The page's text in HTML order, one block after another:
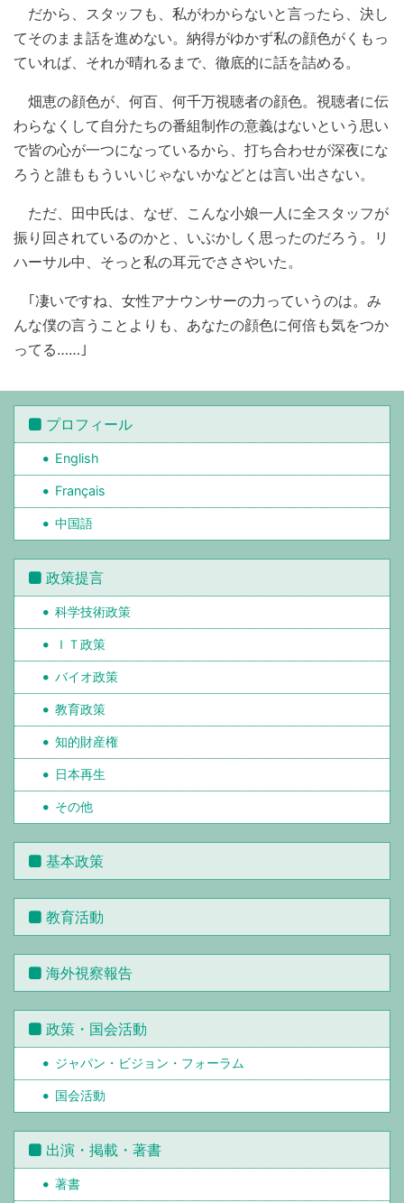
だから、スタッフも、私がわからないと言ったら、決し
てそのまま話を進めない。納得がゆかず私の顔色がくもっ
ていれば、それが晴れるまで、徹底的に話を詰める。
畑恵の顔色が、何百、何千万視聴者の顔色。視聴者に伝
わらなくして自分たちの番組制作の意義はないという思い
で皆の心が一つになっているから、打ち合わせが深夜にな
ろうと誰ももういいじゃないかなどとは言い出さない。
ただ、田中氏は、なぜ、こんな小娘一人に全スタッフが
振り回されているのかと、いぶかしく思ったのだろう。リ
ハーサル中、そっと私の耳元でささやいた。
｢凄いですね、女性アナウンサーの力っていうのは。み
んな僕の言うことよりも、あなたの顔色に何倍も気をつか
ってる……｣
プロフィール
English
Français
中国語
政策提言
科学技術政策
ＩＴ政策
バイオ政策
教育政策
知的財産権
日本再生
その他
基本政策
教育活動
海外視察報告
政策・国会活動
ジャパン・ビジョン・フォーラム
国会活動
出演・掲載・著書
著書